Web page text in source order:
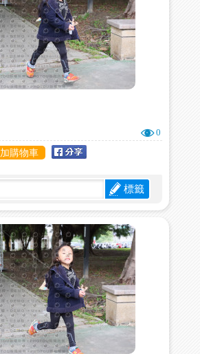
0
加購物車
標籤